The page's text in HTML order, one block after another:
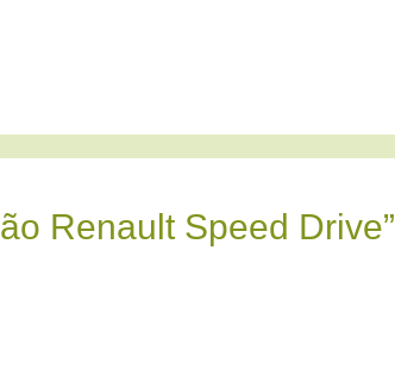
Renault Speed Drive”